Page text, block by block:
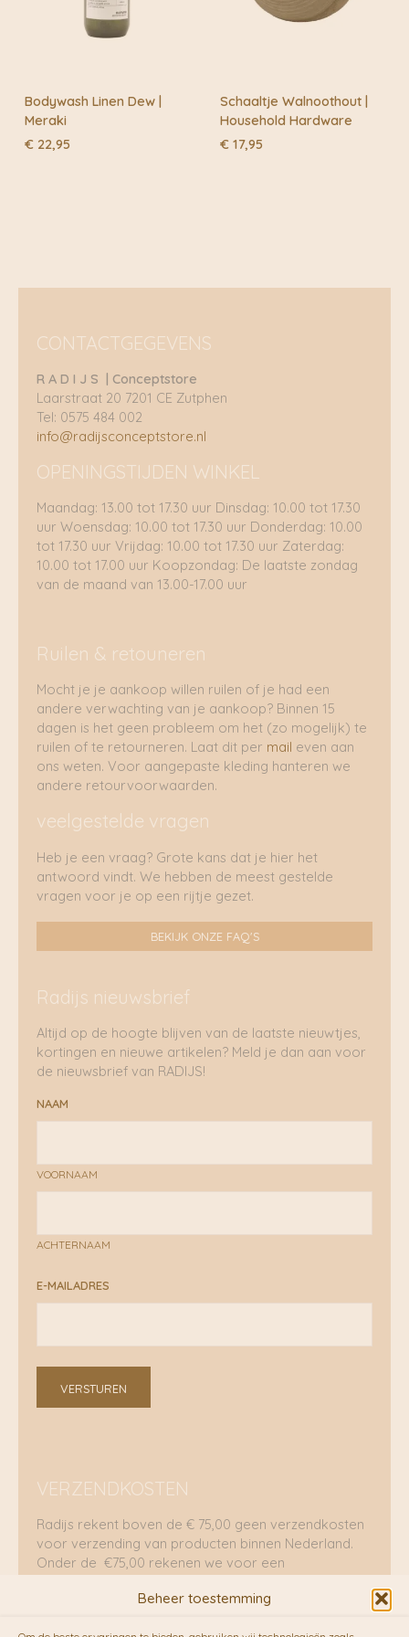
Beheer toestemming
Bodywash Linen Dew |
Meraki
€ 22,95
Schaaltje Walnoothout |
Household Hardware
€ 17,95
CONTACTGEGEVENS
R A D I J S | Conceptstore
Laarstraat 20 7201 CE Zutphen
Tel: 0575 484 002
info@radijsconceptstore.nl
OPENINGSTIJDEN WINKEL
Maandag: 13.00 tot 17.30 uur Dinsdag: 10.00 tot 17.30
uur Woensdag: 10.00 tot 17.30 uur Donderdag: 10.00
tot 17.30 uur Vrijdag: 10.00 tot 17.30 uur Zaterdag:
10.00 tot 17.00 uur Koopzondag: De laatste zondag
van de maand van 13.00-17.00 uur
Ruilen & retouneren
Mocht je je aankoop willen ruilen of je had een
andere verwachting van je aankoop? Binnen 15
dagen is het geen probleem om het (zo mogelijk) te
ruilen of te retourneren. Laat dit per mail even aan
ons weten. Voor aangepaste kleding hanteren we
andere retourvoorwaarden.
veelgestelde vragen
Heb je een vraag? Grote kans dat je hier het
antwoord vindt. We hebben de meest gestelde
vragen voor je op een rijtje gezet.
BEKIJK ONZE FAQ'S
Radijs nieuwsbrief
Altijd op de hoogte blijven van de laatste nieuwtjes,
kortingen en nieuwe artikelen? Meld je dan aan voor
de nieuwsbrief van RADIJS!
NAAM
VOORNAAM
ACHTERNAAM
E-MAILADRES
VERSTUREN
VERZENDKOSTEN
Radijs rekent boven de € 75,00 geen verzendkosten
voor verzending van producten binnen Nederland.
Onder de €75,00 rekenen we voor een